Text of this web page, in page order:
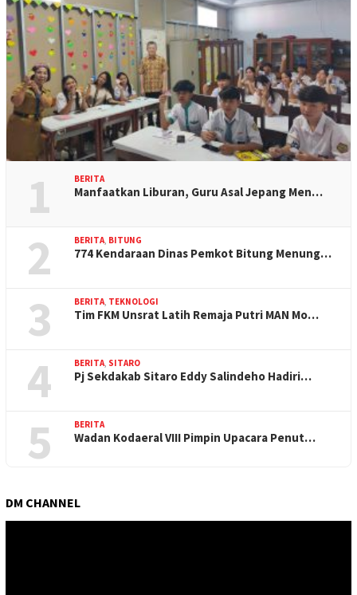
1 BERITA
Manfaatkan Liburan, Guru Asal Jepang Men…
2 BERITA BITUNG
774 Kendaraan Dinas Pemkot Bitung Menung…
3 BERITA TEKNOLOGI
Tim FKM Unsrat Latih Remaja Putri MAN Mo…
4 BERITA SITARO
Pj Sekdakab Sitaro Eddy Salindeho Hadiri…
5 BERITA
Wadan Kodaeral VIII Pimpin Upacara Penut…
DM CHANNEL